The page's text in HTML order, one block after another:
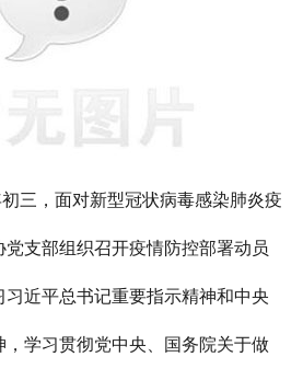
关于协会
联系我们
三，面对新型冠状病毒感染肺炎疫
支部组织召开疫情防控部署动员
近平总书记重要指示精神和中央
学习贯彻党中央、国务院关于做